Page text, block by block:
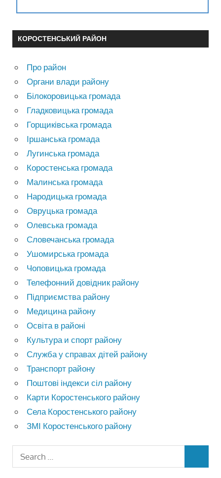
КОРОСТЕНСЬКИЙ РАЙОН
Про район
Органи влади району
Білокоровицька громада
Гладковицька громада
Горщиківська громада
Іршанська громада
Лугинська громада
Коростенська громада
Малинська громада
Народицька громада
Овруцька громада
Олевська громада
Словечанська громада
Ушомирська громада
Чоповицька громада
Телефонний довідник району
Підприємства району
Медицина району
Освіта в районі
Культура и спорт району
Служба у справах дітей району
Транспорт району
Поштові індекси сіл району
Карти Коростенського району
Села Коростенського району
ЗМІ Коростенського району